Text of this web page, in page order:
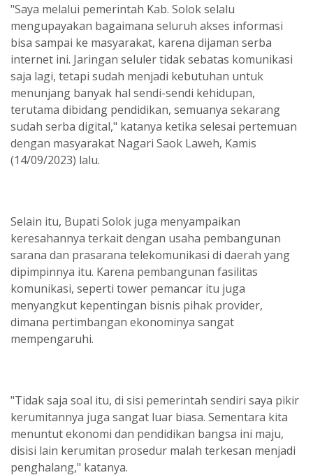
"Saya melalui pemerintah Kab. Solok selalu
mengupayakan bagaimana seluruh akses informasi
bisa sampai ke masyarakat, karena dijaman serba
internet ini. Jaringan seluler tidak sebatas komunikasi
saja lagi, tetapi sudah menjadi kebutuhan untuk
menunjang banyak hal sendi-sendi kehidupan,
terutama dibidang pendidikan, semuanya sekarang
sudah serba digital," katanya ketika selesai pertemuan
dengan masyarakat Nagari Saok Laweh, Kamis
(14/09/2023) lalu.
Selain itu, Bupati Solok juga menyampaikan
keresahannya terkait dengan usaha pembangunan
sarana dan prasarana telekomunikasi di daerah yang
dipimpinnya itu. Karena pembangunan fasilitas
komunikasi, seperti tower pemancar itu juga
menyangkut kepentingan bisnis pihak provider,
dimana pertimbangan ekonominya sangat
mempengaruhi.
"Tidak saja soal itu, di sisi pemerintah sendiri saya pikir
kerumitannya juga sangat luar biasa. Sementara kita
menuntut ekonomi dan pendidikan bangsa ini maju,
disisi lain kerumitan prosedur malah terkesan menjadi
penghalang," katanya.